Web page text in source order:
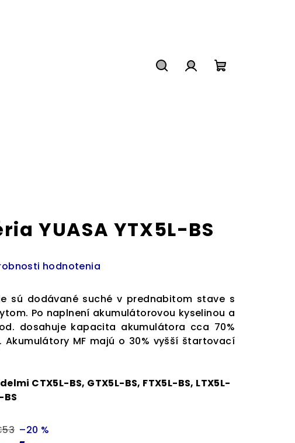
YUASA YTX5L-BS
hodnotenia
sú dodávané suché v prednabitom stave s
Po naplnení akumulátorovou kyselinou a
dosahuje kapacita akumulátora cca 70%
MF majú o 30% vyšší štartovací
CTX5L-BS, GTX5L-BS, FTX5L-BS, LTX5L-
BS
–20 %